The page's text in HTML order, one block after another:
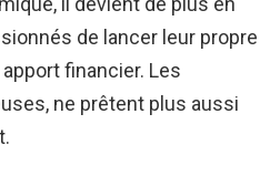
de lancer leur propre
financier. Les
ne prêtent plus aussi